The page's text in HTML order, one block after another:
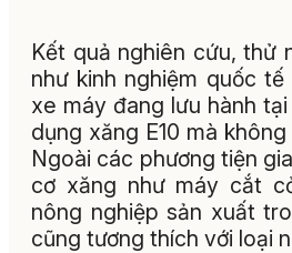
Kết quả nghiên cứu, thử
như kinh nghiệm quốc
xe máy đang lưu hành
dụng xăng E10 mà
Ngoài các phương tiện
cơ xăng như máy cắt
nông nghiệp sản xuất
cũng tương thích với loại